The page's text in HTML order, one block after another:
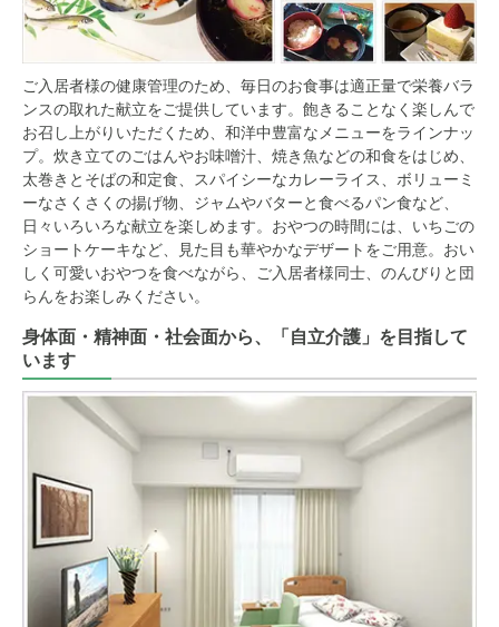
ご入居者様の健康管理のため、毎日のお食事は適正量で栄養バラ
ンスの取れた献立をご提供しています。飽きることなく楽しんで
お召し上がりいただくため、和洋中豊富なメニューをラインナッ
プ。炊き立てのごはんやお味噌汁、焼き魚などの和食をはじめ、
太巻きとそばの和定食、スパイシーなカレーライス、ボリューミ
ーなさくさくの揚げ物、ジャムやバターと食べるパン食など、
日々いろいろな献立を楽しめます。おやつの時間には、いちごの
ショートケーキなど、見た目も華やかなデザートをご用意。おい
しく可愛いおやつを食べながら、ご入居者様同士、のんびりと団
らんをお楽しみください。
身体面・精神面・社会面から、「自立介護」を目指して
います